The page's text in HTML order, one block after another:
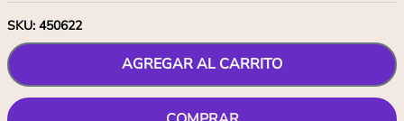
SKU: 450622
AGREGAR AL CARRITO